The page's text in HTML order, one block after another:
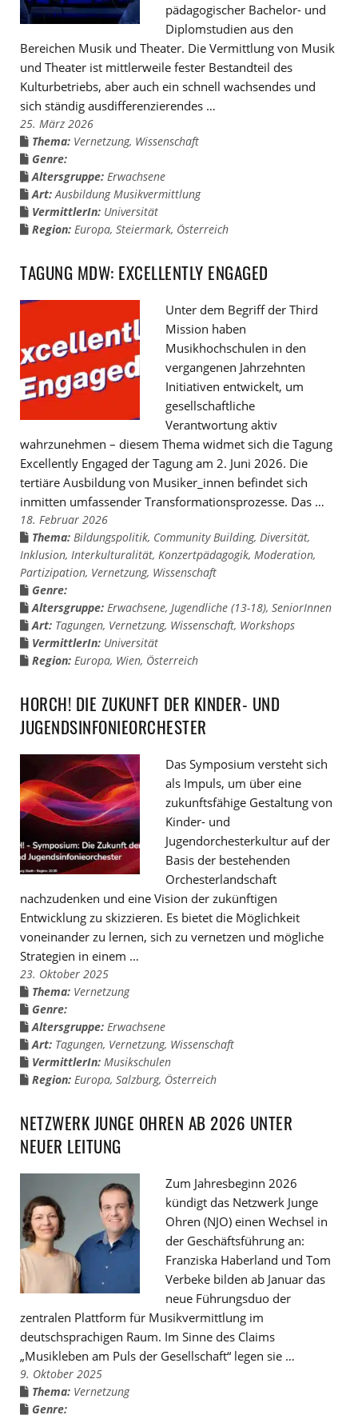
pädagogischer Bachelor- und
Diplomstudien aus den
Bereichen Musik und Theater. Die Vermittlung von Musik
und Theater ist mittlerweile fester Bestandteil des
Kulturbetriebs, aber auch ein schnell wachsendes und
sich ständig ausdifferenzierendes …
25. März 2026
Thema: Vernetzung, Wissenschaft
Genre:
Altersgruppe: Erwachsene
Art: Ausbildung Musikvermittlung
VermittlerIn: Universität
Region: Europa, Steiermark, Österreich
TAGUNG MDW: EXCELLENTLY ENGAGED
Unter dem Begriff der Third
Mission haben
Musikhochschulen in den
vergangenen Jahrzehnten
Initiativen entwickelt, um
gesellschaftliche
Verantwortung aktiv
wahrzunehmen – diesem Thema widmet sich die Tagung
Excellently Engaged der Tagung am 2. Juni 2026. Die
tertiäre Ausbildung von Musiker_innen befindet sich
inmitten umfassender Transformationsprozesse. Das …
18. Februar 2026
Thema: Bildungspolitik, Community Building, Diversität,
Inklusion, Interkulturalität, Konzertpädagogik, Moderation,
Partizipation, Vernetzung, Wissenschaft
Genre:
Altersgruppe: Erwachsene, Jugendliche (13-18), SeniorInnen
Art: Tagungen, Vernetzung, Wissenschaft, Workshops
VermittlerIn: Universität
Region: Europa, Wien, Österreich
HORCH! DIE ZUKUNFT DER KINDER- UND
JUGENDSINFONIEORCHESTER
Das Symposium versteht sich
als Impuls, um über eine
zukunftsfähige Gestaltung von
Kinder- und
Jugendorchesterkultur auf der
Basis der bestehenden
Orchesterlandschaft
nachzudenken und eine Vision der zukünftigen
Entwicklung zu skizzieren. Es bietet die Möglichkeit
voneinander zu lernen, sich zu vernetzen und mögliche
Strategien in einem …
23. Oktober 2025
Thema: Vernetzung
Genre:
Altersgruppe: Erwachsene
Art: Tagungen, Vernetzung, Wissenschaft
VermittlerIn: Musikschulen
Region: Europa, Salzburg, Österreich
NETZWERK JUNGE OHREN AB 2026 UNTER
NEUER LEITUNG
Zum Jahresbeginn 2026
kündigt das Netzwerk Junge
Ohren (NJO) einen Wechsel in
der Geschäftsführung an:
Franziska Haberland und Tom
Verbeke bilden ab Januar das
neue Führungsduo der
zentralen Plattform für Musikvermittlung im
deutschsprachigen Raum. Im Sinne des Claims
„Musikleben am Puls der Gesellschaft“ legen sie …
9. Oktober 2025
Thema: Vernetzung
Genre: